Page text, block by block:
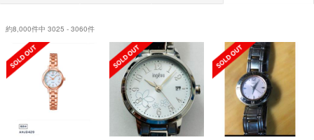
約8,000件中 3025 - 3060件